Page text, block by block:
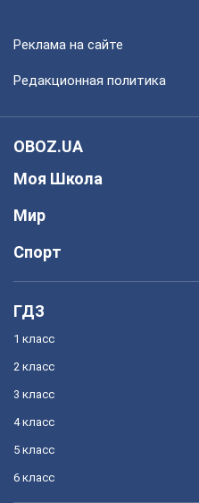
Реклама на сайте
Редакционная политика
OBOZ.UA
Моя Школа
Мир
Спорт
ГДЗ
1 класс
2 класс
3 класс
4 класс
5 класс
6 класс